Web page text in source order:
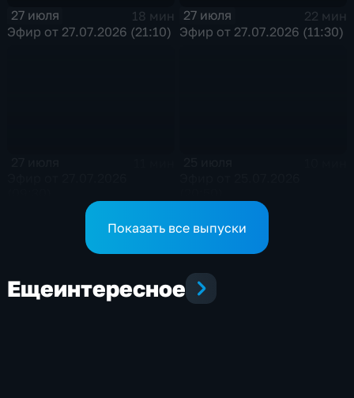
27 июля
18 мин
Эфир от 27.07.2026 (21:10)
27 июля
22 мин
Эфир от 27.07.2026 (11:30)
Показать все выпуски
Ещеинтересное